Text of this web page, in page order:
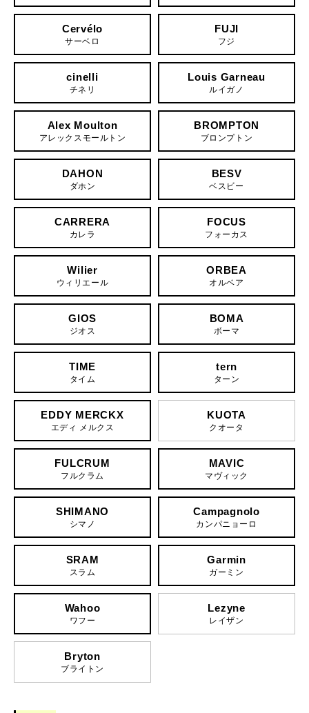
Cervélo
サーベロ
FUJI
フジ
cinelli
チネリ
Louis Garneau
ルイガノ
Alex Moulton
アレックスモールトン
BROMPTON
ブロンプトン
DAHON
ダホン
BESV
ベスビー
CARRERA
カレラ
FOCUS
フォーカス
Wilier
ウィリエール
ORBEA
オルベア
GIOS
ジオス
BOMA
ボーマ
TIME
タイム
tern
ターン
EDDY MERCKX
エディ メルクス
KUOTA
クオータ
FULCRUM
フルクラム
MAVIC
マヴィック
SHIMANO
シマノ
Campagnolo
カンパニョーロ
SRAM
スラム
Garmin
ガーミン
Wahoo
ワフー
Lezyne
レイザン
Bryton
ブライトン